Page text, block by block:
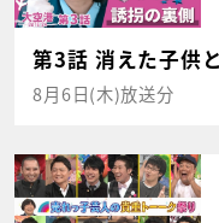
第3話 消えた子供
8月6日(木)放送分